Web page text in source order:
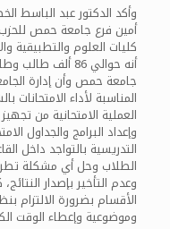
وأكد الدكتور عبد الباسط
أمين فرع جامعة حمص
كليات العلوم والتطبيقية
أنه حوالي 86
جامعة حمص وأن إدارة
المناسبة لأداء
العملية الامتحانية من
وإعداد البرامج والجداول
التدريسية بالتواجد داخل
الطلاب وحل أي مشكلة تطرأ
وعدم التأخير بإصدار
الأقسام بضرورة الالتزام
وموضوعية وإعطاء الوقت